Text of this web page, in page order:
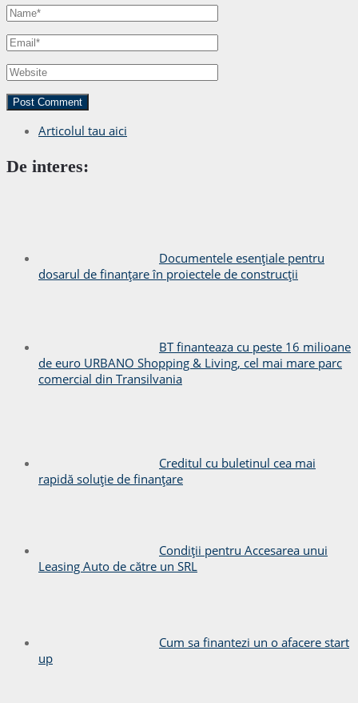
Articolul tau aici
De interes:
Documentele esențiale pentru
dosarul de finanțare în proiectele de construcții
BT finanteaza cu peste 16 milioane
de euro URBANO Shopping & Living, cel mai mare parc
comercial din Transilvania
Creditul cu buletinul cea mai
rapidă soluție de finanțare
Condiții pentru Accesarea unui
Leasing Auto de către un SRL
Cum sa finantezi un o afacere start
up